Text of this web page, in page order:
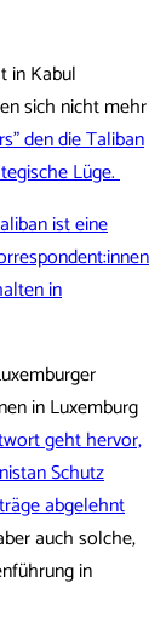
in Kabul
sich nicht mehr
den die Taliban
Lüge.
ist eine
in
in Luxemburg
geht hervor,
Schutz
abgelehnt
auch solche,
in